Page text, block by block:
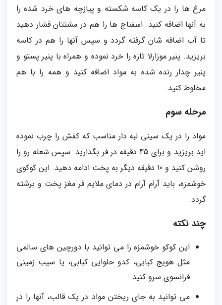
مرغ ها را در یک کاسه شکسته و پیازچه های خرد شده را
به آنها اضافه کنید. اسفناج ها را هم در مشتتان فشار دهید
تا آب اضافه شان گرفته گردد و سپس آنها را هم در کاسه
بریزید. پنیر موزارلا تازه را خرد نموده و همراه با پنیر پستو و
پنیر چدار رنده شده به مواد اضافه کنید و همه را با هم
مخلوط کنید.
مرحله سوم
مواد را در یک سینی لبه دار مناسب که کفش را چرب نموده
اید بریزید و برای 45 دقیقه در فر بگذارید. سپس شعله رو را
روشن کنید و 10 دقیقه دیگر به پخت ادامه دهید. این کوکوی
خوشمزه، باید آرام آرام در دمای ملایم فر مغز پخت و برشته
گردد.
چند نکته
این کوکو خوشمزه را می توانید با دورچین های سالمی
مثل هویج کبابی، کدو حلوایی کبابی، یا سیب زمینی
فرانسوی سرو کنید.
می توانید به جای ریختن مواد در یک قالب، آنها را در